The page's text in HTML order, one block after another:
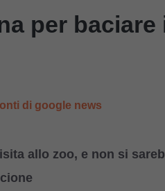
per
di google news
allo zoo, e non si